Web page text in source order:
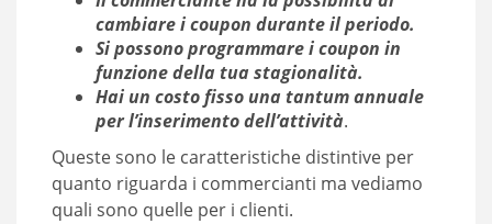
cambiare i coupon durante il periodo.
Si possono programmare i coupon in
funzione della tua stagionalità.
Hai un costo fisso una tantum annuale
per l’inserimento dell’attività.
Queste sono le caratteristiche distintive per
quanto riguarda i commercianti ma vediamo
quali sono quelle per i clienti.